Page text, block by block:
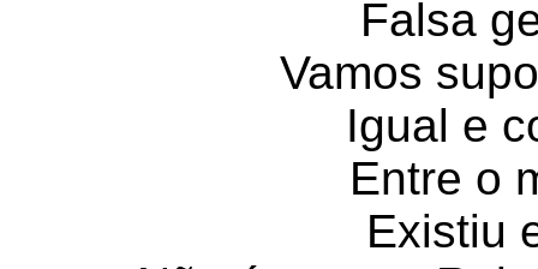
Falsa
Vamos
Igual e
Entre o
Existiu